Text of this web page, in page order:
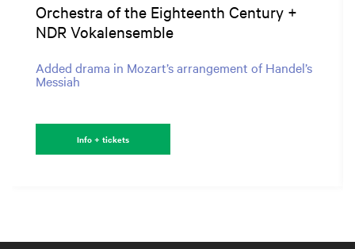
Orchestra of the Eighteenth Century +
NDR Vokalensemble
Added drama in Mozart’s arrangement of Handel’s
Messiah
Info + tickets